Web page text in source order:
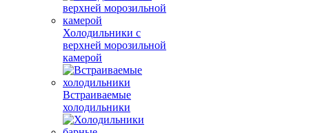
Холодильники с
верхней морозильной
камерой
Встраиваемые
холодильники